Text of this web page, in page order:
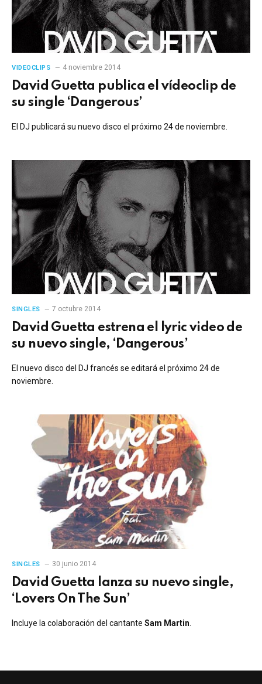
VIDEOCLIPS 4 noviembre 2014
David Guetta publica el vídeoclip de
su single ‘Dangerous’
El DJ publicará su nuevo disco el próximo 24 de noviembre.
SINGLES 7 octubre 2014
David Guetta estrena el lyric video de
su nuevo single, ‘Dangerous’
El nuevo disco del DJ francés se editará el próximo 24 de
noviembre.
SINGLES 30 junio 2014
David Guetta lanza su nuevo single,
‘Lovers On The Sun’
Incluye la colaboración del cantante Sam Martin